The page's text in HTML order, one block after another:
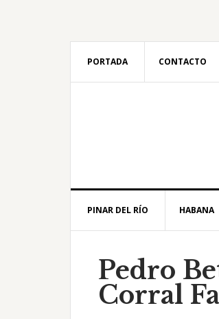
PORTADA CONTACTO
PINAR DEL RÍO HABANA
Pedro
Corral